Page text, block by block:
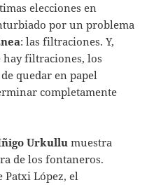
elecciones en
por un problema
: las filtraciones. Y,
hay filtraciones, los
quedar en papel
completamente
Urkullumuestra
de los fontaneros.
Patxi López, el